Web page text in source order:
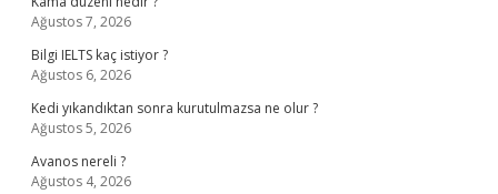
Ağustos 7, 2026
Bilgi IELTS kaç istiyor ?
Ağustos 6, 2026
Kedi yıkandıktan sonra kurutulmazsa ne olur ?
Ağustos 5, 2026
Avanos nereli ?
Ağustos 4, 2026